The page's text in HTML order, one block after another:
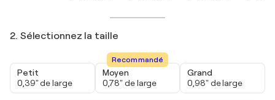
2. Sélectionnez la taille
Petit
0,39" de large
Recommandé
Moyen
0,78" de large
Grand
0,98" de large